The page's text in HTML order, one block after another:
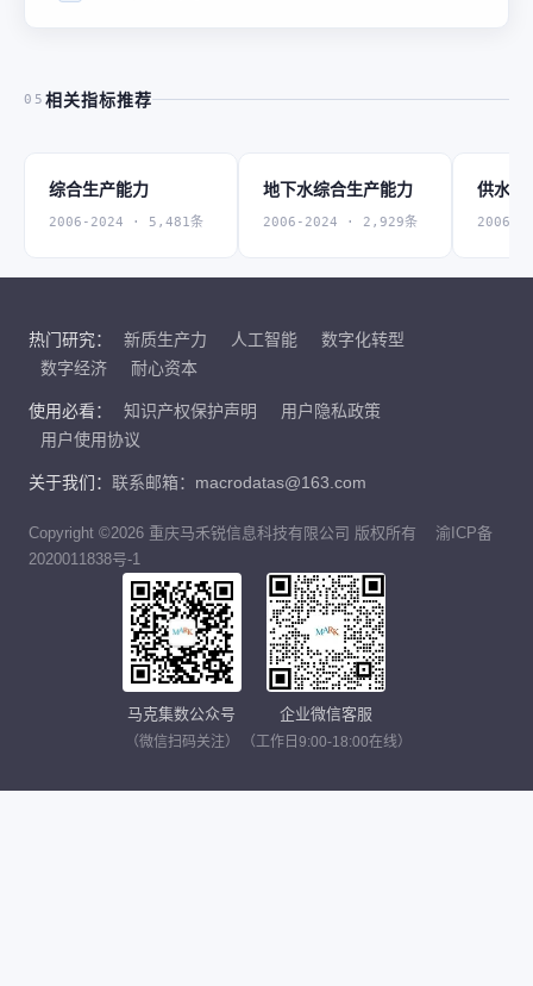
05 相关指标推荐
综合生产能力
2006-2024 · 5,481条
地下水综合生产能力
2006-2024 · 2,929条
供水管
2006-
热门研究： 新质生产力 人工智能
数字化转型
数字经济
耐心资本
使用必看： 知识产权保护声明
用户隐私政策
用户使用协议
关于我们： 联系邮箱：macrodatas@163.com
Copyright ©2026 重庆马禾锐信息科技有限公司 版权所有
渝ICP备
2020011838号-1
马克集数公众号
（微信扫码关注）
企业微信客服
（工作日9:00-18:00在线）